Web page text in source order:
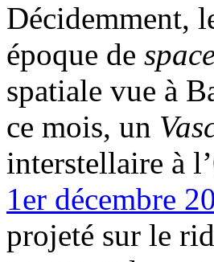
Décidemment,
époque de
spatiale vue à
ce mois, un
interstellaire à
1er décembre
projeté sur le